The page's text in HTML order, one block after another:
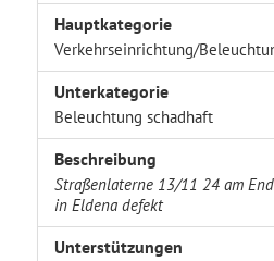
Hauptkategorie
Verkehrseinrichtung/
Unterkategorie
Beleuchtung schadhaft
Beschreibung
Straßenlaterne 13/11 24 am
in Eldena defekt
Unterstützungen